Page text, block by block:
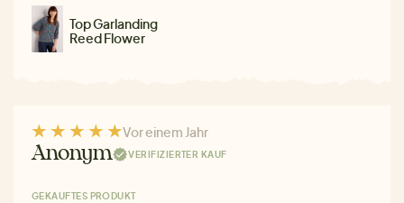
Top Garlanding
Reed Flower
Vor einem Jahr
Anonym VERIFIZIERTER KAUF
GEKAUFTES PRODUKT